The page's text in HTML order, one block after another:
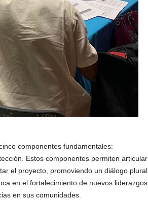
componentes fundamentales:
Estos componentes permiten articular
el proyecto, promoviendo un diálogo plural
en el fortalecimiento de nuevos liderazgos
en sus comunidades.